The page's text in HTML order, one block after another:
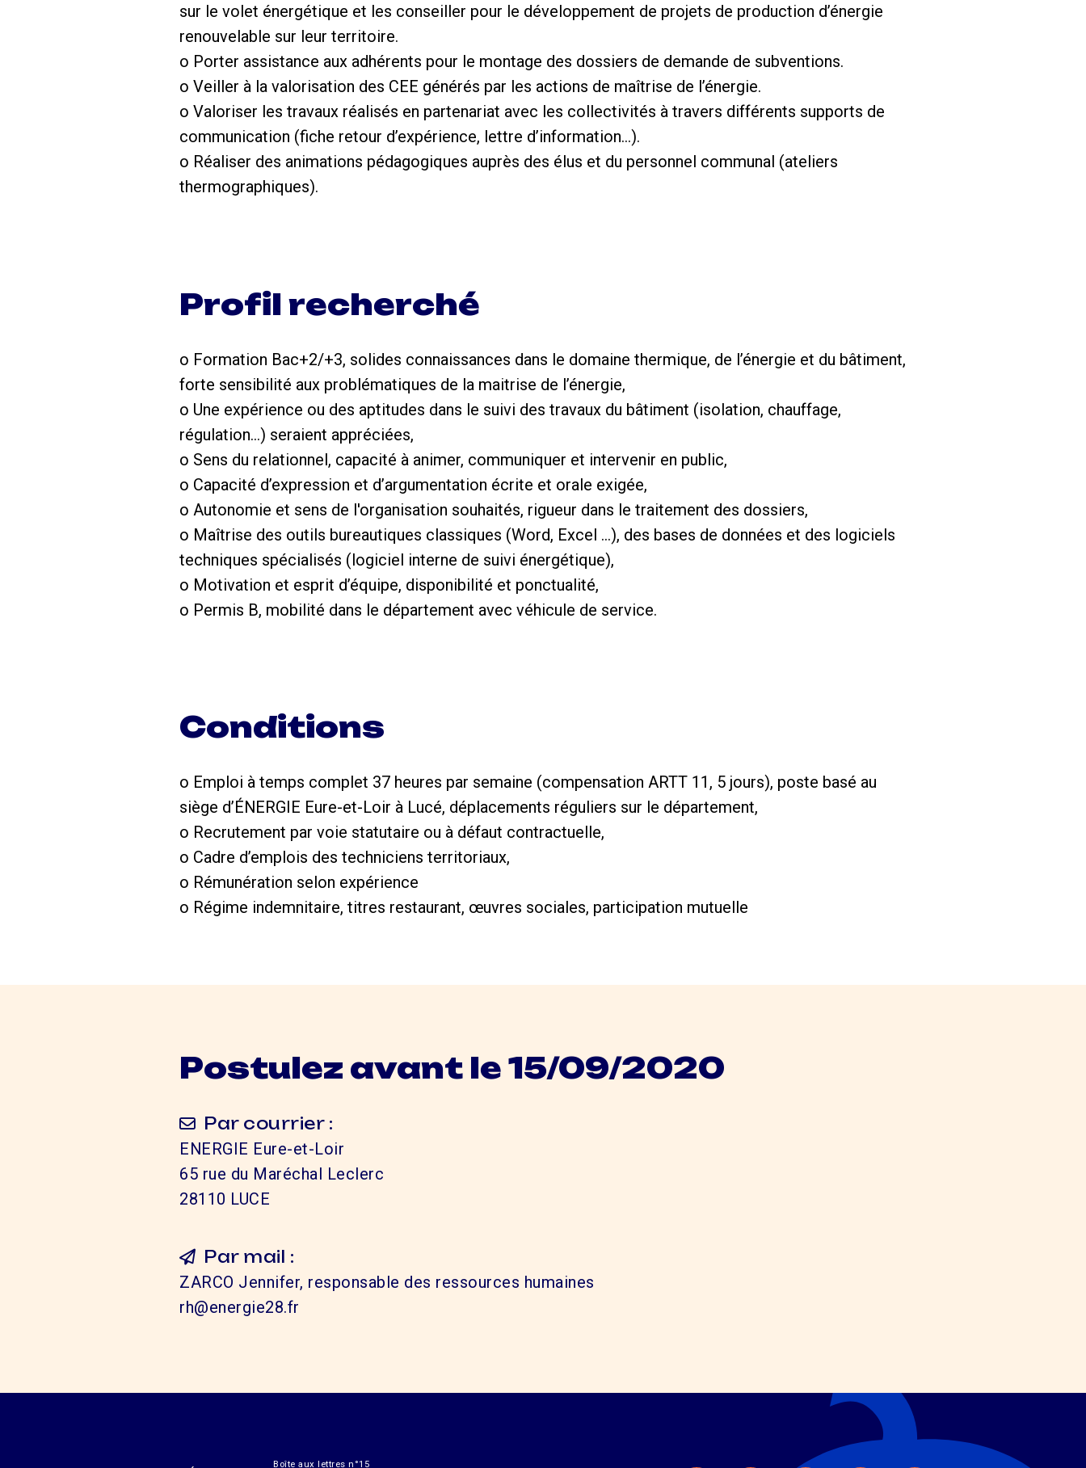
sur le volet énergétique et les conseiller pour le développement de projets de production d’énergie
renouvelable sur leur territoire.
o Porter assistance aux adhérents pour le montage des dossiers de demande de subventions.
o Veiller à la valorisation des CEE générés par les actions de maîtrise de l’énergie.
o Valoriser les travaux réalisés en partenariat avec les collectivités à travers différents supports de
communication (fiche retour d’expérience, lettre d’information…).
o Réaliser des animations pédagogiques auprès des élus et du personnel communal (ateliers
thermographiques).
Profil recherché
o Formation Bac+2/+3, solides connaissances dans le domaine thermique, de l’énergie et du bâtiment,
forte sensibilité aux problématiques de la maitrise de l’énergie,
o Une expérience ou des aptitudes dans le suivi des travaux du bâtiment (isolation, chauffage,
régulation…) seraient appréciées,
o Sens du relationnel, capacité à animer, communiquer et intervenir en public,
o Capacité d’expression et d’argumentation écrite et orale exigée,
o Autonomie et sens de l'organisation souhaités, rigueur dans le traitement des dossiers,
o Maîtrise des outils bureautiques classiques (Word, Excel …), des bases de données et des logiciels
techniques spécialisés (logiciel interne de suivi énergétique),
o Motivation et esprit d’équipe, disponibilité et ponctualité,
o Permis B, mobilité dans le département avec véhicule de service.
Conditions
o Emploi à temps complet 37 heures par semaine (compensation ARTT 11, 5 jours), poste basé au
siège d’ÉNERGIE Eure-et-Loir à Lucé, déplacements réguliers sur le département,
o Recrutement par voie statutaire ou à défaut contractuelle,
o Cadre d’emplois des techniciens territoriaux,
o Rémunération selon expérience
o Régime indemnitaire, titres restaurant, œuvres sociales, participation mutuelle
Postulez avant le 15/09/2020
Par courrier :
ENERGIE Eure-et-Loir
65 rue du Maréchal Leclerc
28110 LUCE
Par mail :
ZARCO Jennifer, responsable des ressources humaines
rh@energie28.fr
Boîte aux lettres n°15